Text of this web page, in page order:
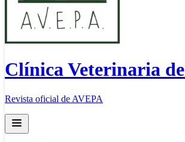
Clínica Veterinaria
Revista oficial de AVEPA
Open main menu